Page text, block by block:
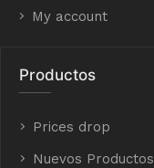
My account
Productos
Prices drop
Nuevos Productos